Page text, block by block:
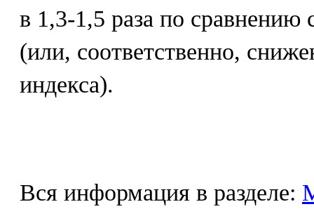
в 1,3-1,5 раза по сравнению
(или, соответственно,
индекса).
Вся информация в разделе: